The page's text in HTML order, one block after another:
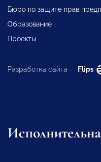
Бюро по защите прав
Образование
Проекты
Разработка сайта — Flips